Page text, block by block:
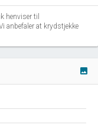
henviser til
anbefaler at krydstjekke
image